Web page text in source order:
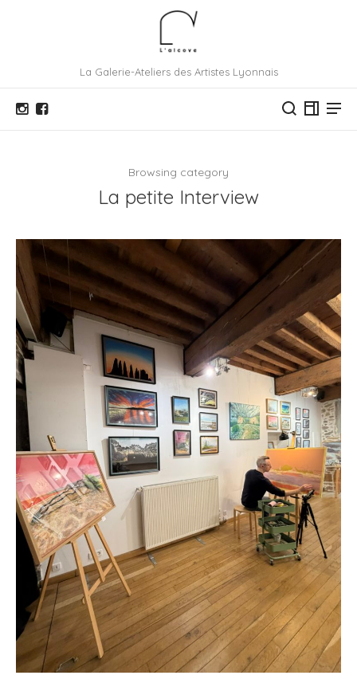
La Galerie-Ateliers des Artistes Lyonnais
Browsing category
La petite Interview